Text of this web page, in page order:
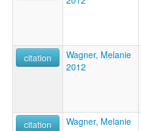
citation
Wagner, Melanie
2012
citation
Wagner, Melanie